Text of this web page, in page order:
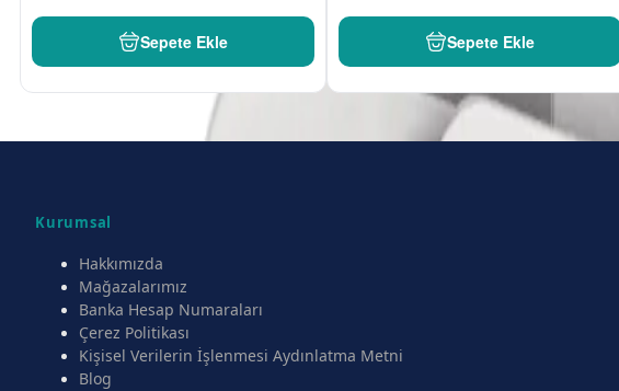
Sepete Ekle Sepete Ekle
Kurumsal
Hakkımızda
Mağazalarımız
Banka Hesap Numaraları
Çerez Politikası
Kişisel Verilerin İşlenmesi Aydınlatma Metni
Blog